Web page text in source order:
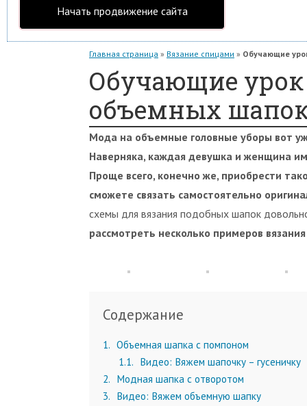
Начать продвижение сайта
Главная страница » Вязание спицами » Обучающие
Обучающие
объемных
Мода на объемные головные уборы вот
Наверняка, каждая девушка и женщина
Проще всего, конечно же, приобрести
сможете связать самостоятельно
схемы для вязания подобных шапок
рассмотреть несколько примеров
Содержание
1
Объемная шапка с помпоном
1.1
Видео: Вяжем шапочку – гусеничку
2
Модная шапка с отворотом
3
Видео: Вяжем объемную шапку